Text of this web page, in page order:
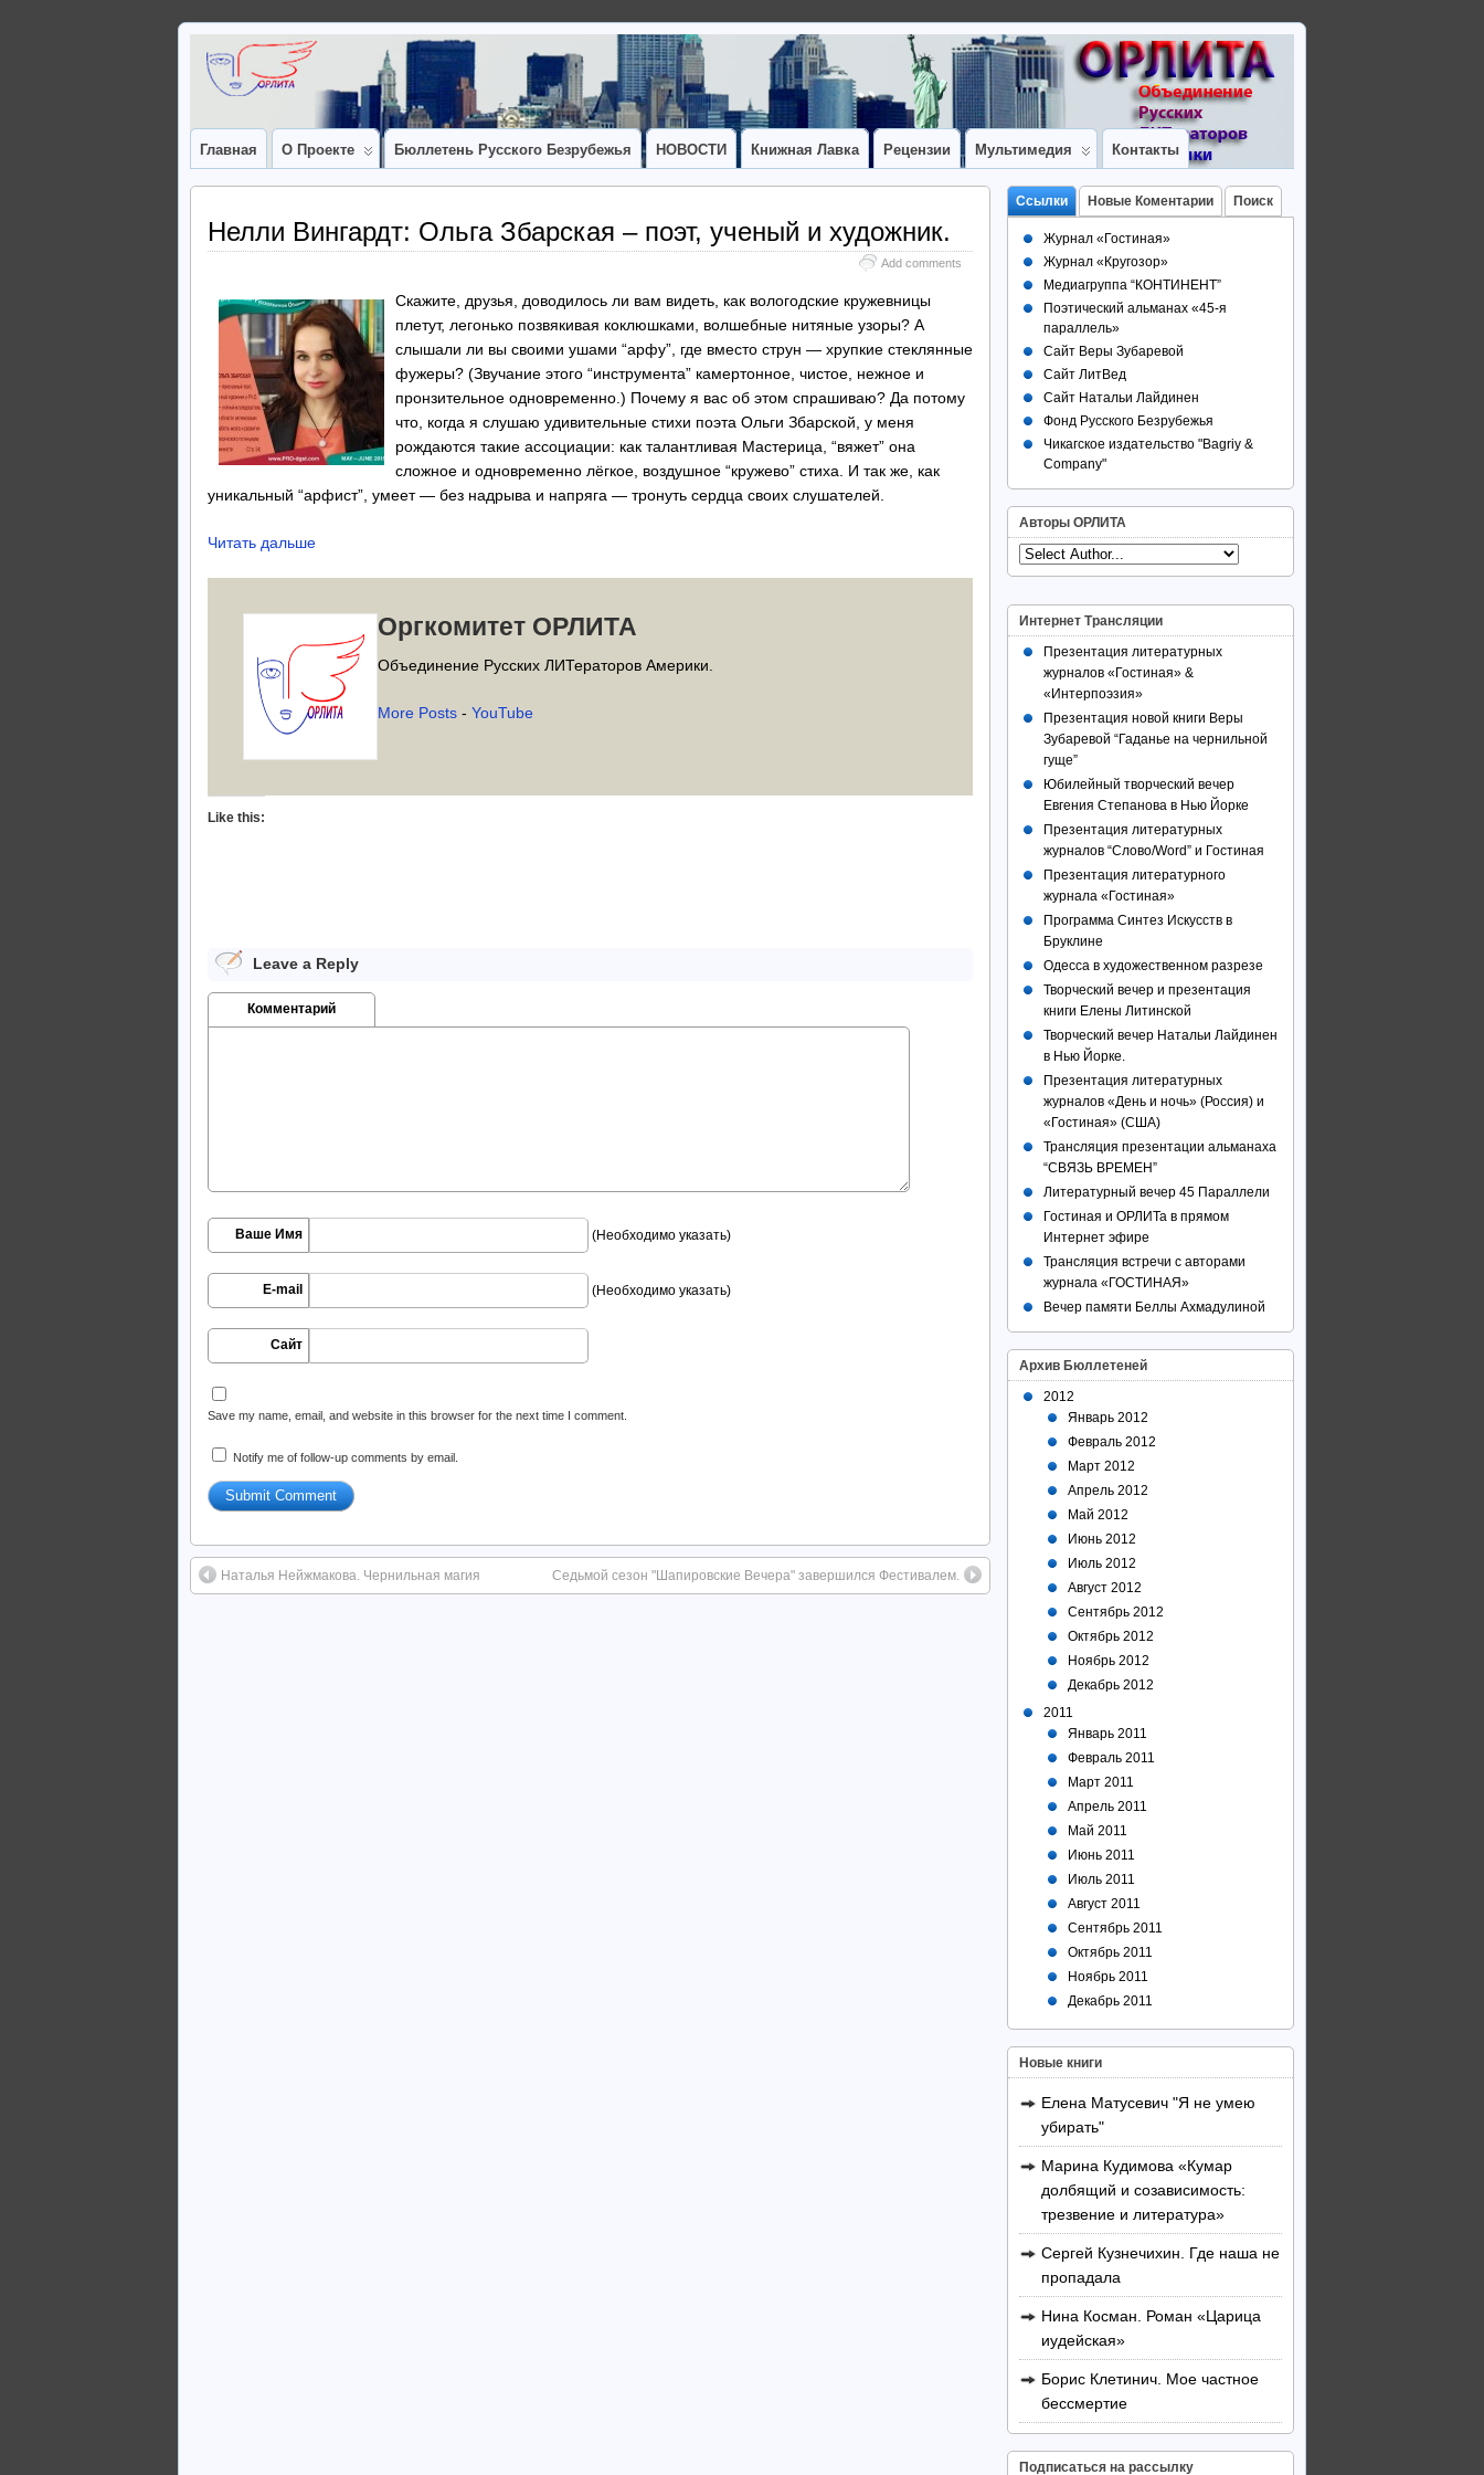
Главная О Проекте Бюллетень Русского Безрубежья НОВОСТИ Книжная Лавка Рецензии Мультимедия Контакты
Нелли Вингардт: Ольга Збарская – поэт, ученый и художник.
Add comments
Скажите, друзья, доводилось ли вам видеть, как вологодские кружевницы
плетут, легонько позвякивая коклюшками, волшебные нитяные узоры? А
слышали ли вы своими ушами “арфу”, где вместо струн — хрупкие стеклянные
фужеры? (Звучание этого “инструмента” камертонное, чистое, нежное и
пронзительное одновременно.) Почему я вас об этом спрашиваю? Да потому
что, когда я слушаю удивительные стихи поэта Ольги Збарской, у меня
рождаются такие ассоциации: как талантливая Мастерица, “вяжет” она
сложное и одновременно лёгкое, воздушное “кружево” стиха. И так же, как
уникальный “арфист”, умеет — без надрыва и напряга — тронуть сердца своих слушателей.
Читать дальше
Оргкомитет ОРЛИТА
Объединение Русских ЛИТераторов Америки.
More Posts - YouTube
Like this:
Leave a Reply
Комментарий
Ваше Имя (Необходимо указать)
E-mail (Необходимо указать)
Сайт
Save my name, email, and website in this browser for the next time I comment.
Notify me of follow-up comments by email.
Наталья Нейжмакова. Чернильная магия Седьмой сезон "Шапировские Вечера" завершился Фестивалем.
Ссылки Новые Коментарии Поиск
Журнал «Гостиная»
Журнал «Кругозор»
Медиагруппа “КОНТИНЕНТ”
Поэтический альманах «45-я
параллель»
Сайт Веры Зубаревой
Сайт ЛитВед
Сайт Натальи Лайдинен
Фонд Русского Безрубежья
Чикагское издательство "Bagriy &
Company"
Авторы ОРЛИТА
Интернет Трансляции
Презентация литературных
журналов «Гостиная» &
«Интерпоэзия»
Презентация новой книги Веры
Зубаревой “Гаданье на чернильной
гуще”
Юбилейный творческий вечер
Евгения Степанова в Нью Йорке
Презентация литературных
журналов “Слово/Word” и Гостиная
Презентация литературного
журнала «Гостиная»
Программа Синтез Искусств в
Бруклине
Одесса в художественном разрезе
Творческий вечер и презентация
книги Елены Литинской
Творческий вечер Натальи Лайдинен
в Нью Йорке.
Презентация литературных
журналов «День и ночь» (Россия) и
«Гостиная» (США)
Трансляция презентации альманаха
“СВЯЗЬ ВРЕМЕН”
Литературный вечер 45 Параллели
Гостиная и ОРЛИТа в прямом
Интернет эфире
Трансляция встречи с авторами
журнала «ГОСТИНАЯ»
Вечер памяти Беллы Ахмадулиной
Архив Бюллетеней
2012
Январь 2012
Февраль 2012
Март 2012
Апрель 2012
Май 2012
Июнь 2012
Июль 2012
Август 2012
Сентябрь 2012
Октябрь 2012
Ноябрь 2012
Декабрь 2012
2011
Январь 2011
Февраль 2011
Март 2011
Апрель 2011
Май 2011
Июнь 2011
Июль 2011
Август 2011
Сентябрь 2011
Октябрь 2011
Ноябрь 2011
Декабрь 2011
Новые книги
Елена Матусевич "Я не умею
убирать"
Марина Кудимова «Кумар
долбящий и созависимость:
трезвение и литература»
Сергей Кузнечихин. Где наша не
пропадала
Нина Косман. Роман «Царица
иудейская»
Борис Клетинич. Мое частное
бессмертие
Подписаться на рассылку